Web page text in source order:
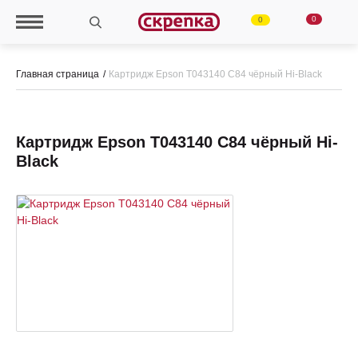
0 0
Главная страница Картридж Epson Т043140 C84 чёрный Hi-Black
Картридж Epson Т043140 C84 чёрный Hi-
Black